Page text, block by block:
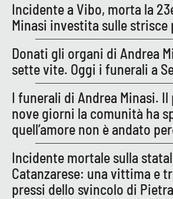
Reggio Calabria
Cosenza
Lamezia Terme
PROGETTI
SPECIALI
Buona Sanità Calabria
LA
CALABRIAVISIONE
Incidente a Vibo, morta la
Minasi investita sulle strisce
Donati gli organi di Andrea
sette vite. Oggi i funerali a
I funerali di Andrea Minasi.
nove giorni la comunità ha
quell’amore non è andato
Incidente mortale sulla
Catanzarese: una vittima e
pressi dello svincolo di